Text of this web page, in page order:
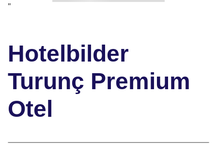
"
Hotelbilder
Turunç Premium
Otel